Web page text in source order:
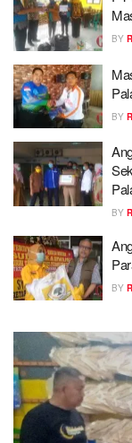
BY
BY
BY
BY